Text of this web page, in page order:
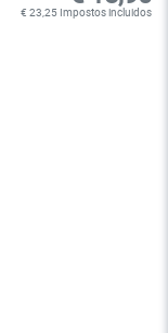
€ 23,25 Impostos incluidos